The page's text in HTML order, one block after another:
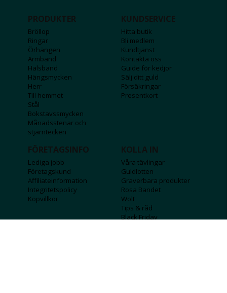
PRODUKTER
Bröllop
Ringar
Örhängen
Armband
Halsband
Hängsmycken
Herr
Till hemmet
Stål
Bokstavssmycken
Månadsstenar och
stjärntecken
KUNDSERVICE
Hitta butik
Bli medlem
Kundtjänst
Kontakta oss
Guide för kedjor
Sälj ditt guld
Försäkringar
Presentkort
FÖRETAGSINFO
Lediga jobb
Företagskund
Affiliateinformation
Integritetspolicy
Köpvillkor
KOLLA IN
Våra tävlingar
Guldlotten
Graverbara produkter
Rosa Bandet
Wolt
Tips & råd
Black Friday